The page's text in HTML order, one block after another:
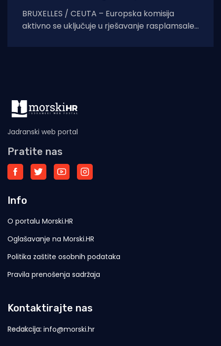
BRUXELLES / CEUTA – Europska komisija
aktivno se uključuje u rješavanje rasplamsale
Jadranski web portal
Pratite nas
Info
O portalu Morski.HR
Oglašavanje na Morski.HR
Politika zaštite osobnih podataka
Pravila prenošenja sadržaja
Kontaktirajte nas
Redakcija: info@morski.hr